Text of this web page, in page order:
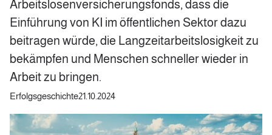
Arbeitslosenversicherungsfonds, dass die
Einführung von KI im öffentlichen Sektor dazu
beitragen würde, die Langzeitarbeitslosigkeit zu
bekämpfen und Menschen schneller wieder in
Arbeit zu bringen.
Erfolgsgeschichte21.10.2024